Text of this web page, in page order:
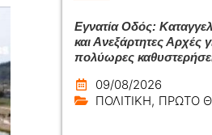
Εγνατία Οδός:
και Ανεξάρτητες Αρχές
πολύωρες
09/08/2026
ΠΟΛΙΤΙΚΗ, ΠΡΩΤΟ